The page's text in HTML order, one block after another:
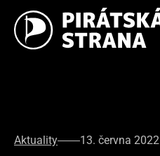
Aktuality 13. června 2022